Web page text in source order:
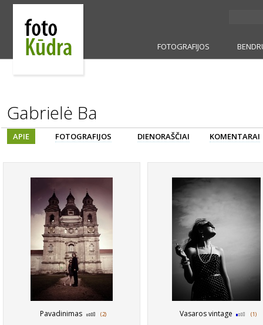
FOTOGRAFIJOS
Gabrielė Ba
APIE FOTOGRAFIJOS DIENORAŠČIAI KOMENTARAI
Pavadinimas (2) Vasaros vintage (1)